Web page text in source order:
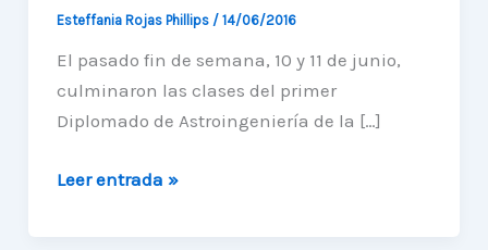
Esteffania Rojas Phillips / 14/06/2016
El pasado fin de semana, 10 y 11 de junio,
culminaron las clases del primer
Diplomado de Astroingeniería de la […]
Finaliza
Leer entrada »